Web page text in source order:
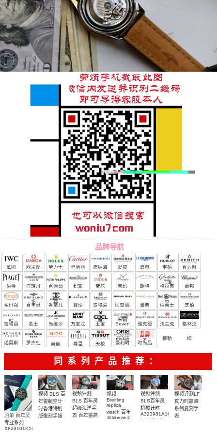
品牌导航
萬國 欧米茄 勞力士 卡地亞 沛納海 愛彼 浪琴 宇舶
（恒
宝）
真力时
伯爵 江詩丹
頓
百達翡
麗
积家 帝舵 宝玑 朗格 格拉苏
蒂
蕭邦
帕玛强
尼
百年灵 香奈儿 寶珀 泰格豪
雅
理查德.
米勒
雅典 柏莱士 芝柏
宝格丽 名士 尚维沙 万宝龙 玉宝 Seven
Friday
雅克德
罗
法兰克
穆勒
格林汉
姆
诺莫斯
罗杰杜 美度 尊皇 天梭 豪利时 时尚品
牌/原单
同系列产品推荐：
原单 百年灵
专业系列
X823101K1C1S1
视频 BLS 百
年靈航空计
时香港特别
版復刻手錶
视频评测
BLS 百年灵
超级海洋手
表 百年靈高
视频
Breitling
replica
watch 百年
灵璞高仿手
视频评测
BLS百年灵
机械计时
A323981A1C1A1
视频评测LF
真力时巅峰
系列复刻手
表